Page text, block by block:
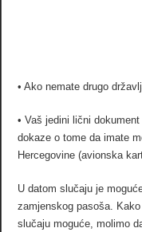
• Ako nemate drugo
• Vaš jedini lični
dokaze o tome da imate
Hercegovine (avionska
U datom slučaju je
zamjenskog pasoša.
slučaju moguće, molimo